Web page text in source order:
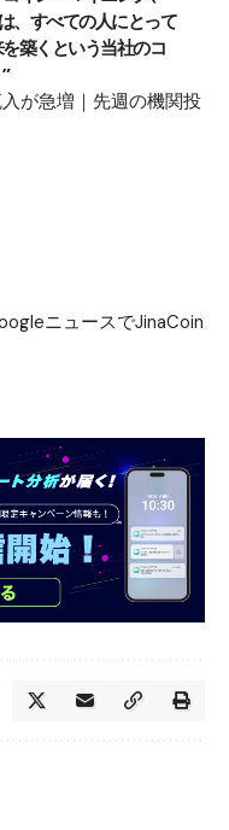
、すべての人にとって
築くという当社のコ
が急増｜先週の機関投
ニュースでJinaCoin